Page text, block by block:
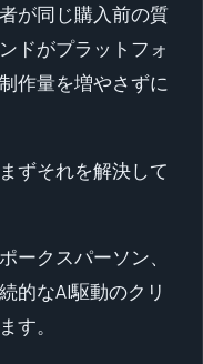
が同じ購入前の質
ドがプラットフォ
作量を増やさずに
ずそれを解決して
ークスパーソン、
的なAI駆動のクリ
す。